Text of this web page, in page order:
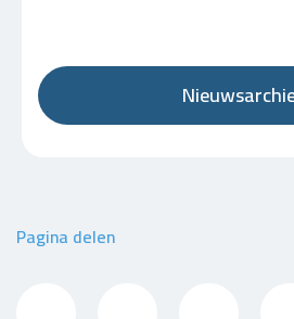
Pagina delen